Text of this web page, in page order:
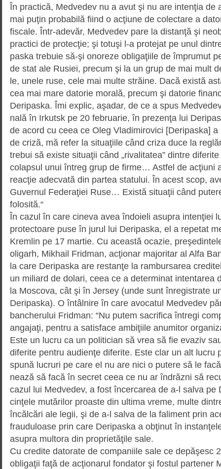
În practică, Medvedev nu a avut şi nu are intenţia de
mai puţin probabilă fiind o acţiune de colectare a
fiscale. Într-adevăr, Medvedev pare la distanţă şi
practici de protecţie; şi totuşi l-a prote­jat pe unul
paska trebuie să-şi onoreze obligaţiile de împrumut
de stat ale Rusiei, precum şi la un grup de mai mult
le, unele ruse, cele mai multe străine. Dacă există
cea mai mare datorie morală, precum şi datorie
Deripaska. Îmi explic, aşadar, de ce a spus
na­lă în Irkutsk pe 20 februarie, în pre­zenţa lui
de acord cu ceea ce Oleg Vladimirovici [Deripaska]
de criză, mă refer la situaţiile când criza duce la
trebui să existe situaţii când „rivalitatea” dintre
colapsul unui întreg grup de firme… Astfel de acţiuni
reacţie adecvată din partea statului. În acest scop,
Guvernul Federaţiei Ruse… Există situaţii când
folosită.“
În cazul în care cineva avea îndoieli asupra intenţiei
protectoare puse în jurul lui Deri­paska, el a repetat
Kremlin pe 17 martie. Cu această ocazie,
oligarh, Mikhail Fridman, acţionar majoritar al Alfa
la care Deripaska are restanţe la rambursarea
un miliard de dolari, ceea ce a determinat intentarea
la Moscova, cât şi în Jersey (unde sunt înregistrate
Deripaska). O întâlnire în care avocatul Medvedev
bancherului Fridman: “Nu putem sacrifica întregi
angajaţi, pentru a satisface ambiţiile anumitor
Este un lucru ca un politician să vrea să fie evaziv
diferite pentru audienţe diferite. Este clar un alt lucru
spună lucruri pe care el nu are nici o putere să le
nează să facă în secret ceea ce nu ar îndrăzni să
cazul lui Medvedev, a fost încercarea de a-l salva
cinţele mutărilor proaste din ultima vre­me, multe
încălcări ale legii, şi de a-l salva de la faliment prin
frauduloase prin care Deripaska a obţinut în
asupra multora din proprietăţile sale.
Cu credite datorate de companiile sale ce depăşesc
obligaţii faţă de acţionarul fondator şi fostul partener